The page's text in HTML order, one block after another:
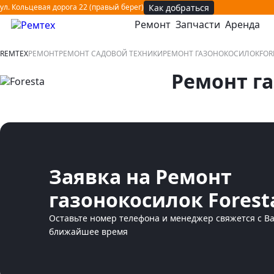
ул. Кольцевая дорога 22 (правый берег) Как добраться
открыть или закрыть навигационное меню
Ремонт Запчасти Аренда
REMTEXРЕМОНТРЕМОНТ САДОВОЙ ТЕХНИКИРЕМОНТ ГАЗОНОКОСИЛОК
Ремонт
Заявка на Ремонт
газонокосилок
Оставьте номер телефона и менеджер свяжется с
ближайшее время